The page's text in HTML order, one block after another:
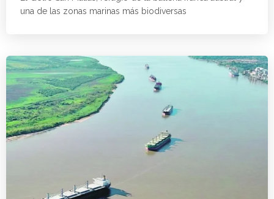
una de las zonas marinas más biodiversas